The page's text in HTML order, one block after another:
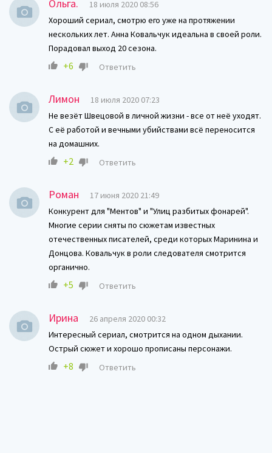
Ольга.
18 июля 2020 08:56
Хороший сериал, смотрю его уже на протяжении
нескольких лет. Анна Ковальчук идеальна в своей роли.
Порадовал выход 20 сезона.
+6 Ответить
Лимон
18 июля 2020 07:23
Не везёт Швецовой в личной жизни - все от неё уходят.
С её работой и вечными убийствами всё переносится
на домашних.
+2 Ответить
Роман
17 июня 2020 21:49
Конкурент для "Ментов" и "Улиц разбитых фонарей".
Многие серии сняты по сюжетам известных
отечественных писателей, среди которых Маринина и
Донцова. Ковальчук в роли следователя смотрится
органично.
+5 Ответить
Ирина
26 апреля 2020 00:32
Интересный сериал, смотрится на одном дыхании.
Острый сюжет и хорошо прописаны персонажи.
+8 Ответить